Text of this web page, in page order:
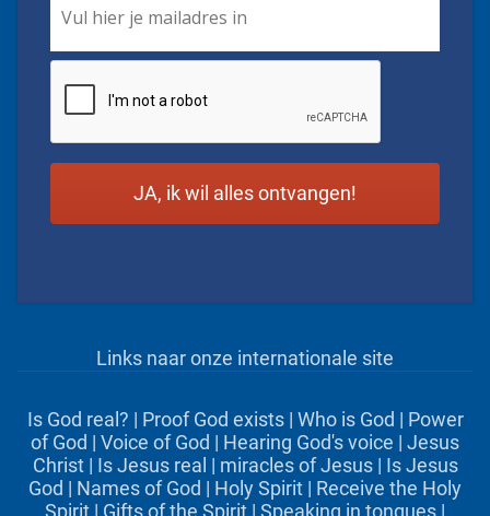
Links naar onze internationale site
Is God real? | Proof God exists| Who is God | Power
of God | Voice of God | Hearing God's voice | Jesus
Christ| Is Jesus real | miracles of Jesus| Is Jesus
God | Names of God | Holy Spirit | Receive the Holy
Spirit | Gifts of the Spirit | Speaking in tongues |